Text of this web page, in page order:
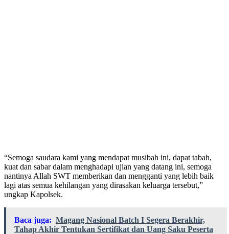
“Semoga saudara kami yang mendapat musibah ini, dapat tabah,
kuat dan sabar dalam menghadapi ujian yang datang ini, semoga
nantinya Allah SWT memberikan dan mengganti yang lebih baik
lagi atas semua kehilangan yang dirasakan keluarga tersebut,”
ungkap Kapolsek.
Baca juga: Magang Nasional Batch I Segera Berakhir,
Tahap Akhir Tentukan Sertifikat dan Uang Saku Peserta